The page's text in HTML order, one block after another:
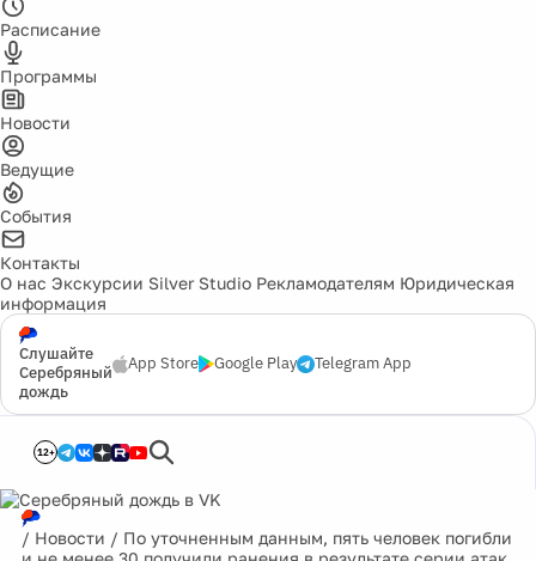
Расписание
Программы
Новости
Ведущие
События
Контакты
О нас Экскурсии Silver Studio Рекламодателям Юридическая
информация
Слушайте
Серебряный
дождь
App Store Google Play Telegram App
12+
/ Новости / По уточненным данным, пять человек погибли